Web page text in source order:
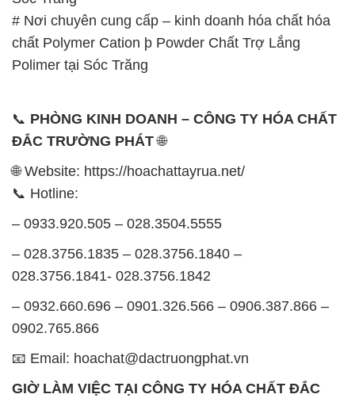
# Nơi chuyên cung cấp – kinh doanh hóa chất hóa
chất Polymer Cation þ Powder Chất Trợ Lắng
Polimer tại Sóc Trăng
📞 PHÒNG KINH DOANH – CÔNG TY HÓA CHẤT
ĐẮC TRƯỜNG PHÁT🌐
🌐 Website: https://hoachattayrua.net/
📞 Hotline:
– 0933.920.505 – 028.3504.5555
– 028.3756.1835 – 028.3756.1840 –
028.3756.1841- 028.3756.1842
– 0932.660.696 – 0901.326.566 – 0906.387.866 –
0902.765.866
📧 Email: hoachat@dactruongphat.vn
GIỜ LÀM VIỆC TẠI CÔNG TY HÓA CHẤT ĐẮC